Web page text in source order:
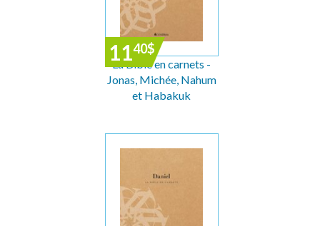
1140$
La Bible en carnets -
Jonas, Michée, Nahum
et Habakuk